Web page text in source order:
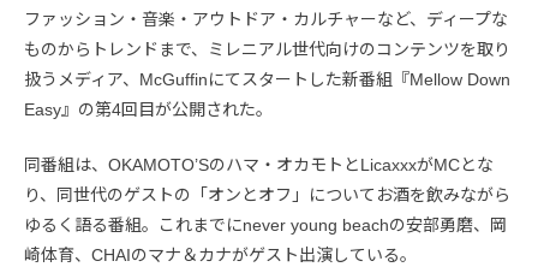
ファッション・音楽・アウトドア・カルチャーなど、ディープな
ものからトレンドまで、ミレニアル世代向けのコンテンツを取り
扱うメディア、McGuffinにてスタートした新番組『Mellow Down
Easy』の第4回目が公開された。
同番組は、OKAMOTO’Sのハマ・オカモトとLicaxxxがMCとな
り、同世代のゲストの「オンとオフ」についてお酒を飲みながら
ゆるく語る番組。これまでにnever young beachの安部勇磨、岡
崎体育、CHAIのマナ＆カナがゲスト出演している。